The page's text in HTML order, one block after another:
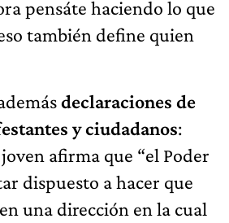
pensáte haciendo lo que
también define quien
declaraciones de
y ciudadanos:
afirma que “el Poder
dispuesto a hacer que
una dirección en la cual